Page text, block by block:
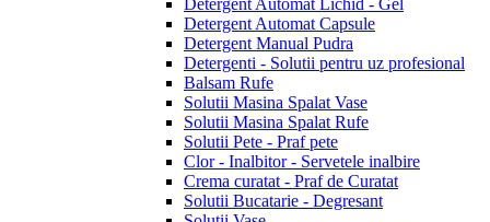
Detergent Automat Lichid - Gel
Detergent Automat Capsule
Detergent Manual Pudra
Detergenti - Solutii pentru uz profesional
Balsam Rufe
Solutii Masina Spalat Vase
Solutii Masina Spalat Rufe
Solutii Pete - Praf pete
Clor - Inalbitor - Servetele inalbire
Crema curatat - Praf de Curatat
Solutii Bucatarie - Degresant